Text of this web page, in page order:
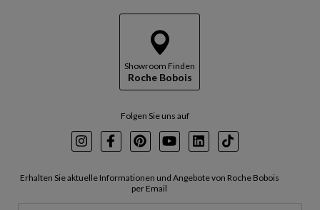
Showroom Finden
Roche Bobois
Folgen Sie uns auf
InstagramFacebookPinterest
YoutubeLinkedInTikTok
Erhalten Sie aktuelle Informationen und Angebote von Roche Bobois
per Email